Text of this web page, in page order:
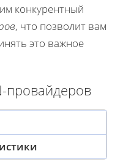
конкурентный
, что позволит вам
это важное
провайдеров